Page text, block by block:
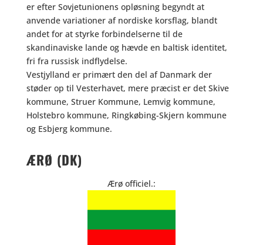
er efter Sovjetunionens opløsning begyndt at
anvende variationer af nordiske korsflag, blandt
andet for at styrke forbindelserne til de
skandinaviske lande og hævde en baltisk identitet,
fri fra russisk indflydelse.
Vestjylland er primært den del af Danmark der
støder op til Vesterhavet, mere præcist er det Skive
kommune, Struer Kommune, Lemvig kommune,
Holstebro kommune, Ringkøbing-Skjern kommune
og Esbjerg kommune.
ÆRØ (DK)
Ærø officiel.: